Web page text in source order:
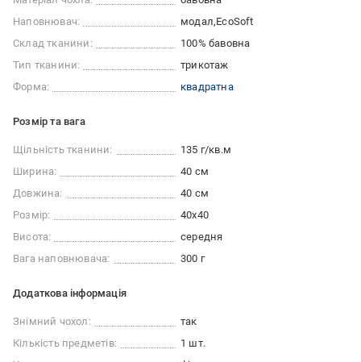
Наповнювач:
модал EcoSoft
Склад тканини:
100% бавовна
Тип тканини:
трикотаж
Форма:
квадратна
Розмір та вага
Щільність тканини:
135 г/кв.м
Ширина:
40 см
Довжина:
40 см
Розмір:
40x40
Висота:
середня
Вага наповнювача:
300 г
Додаткова інформація
Знімний чохол:
так
Кількість предметів:
1 шт.